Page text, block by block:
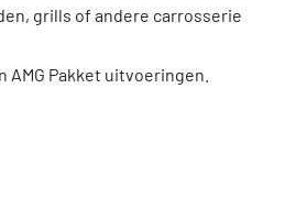
grills of andere carrosserie
Pakket uitvoeringen.